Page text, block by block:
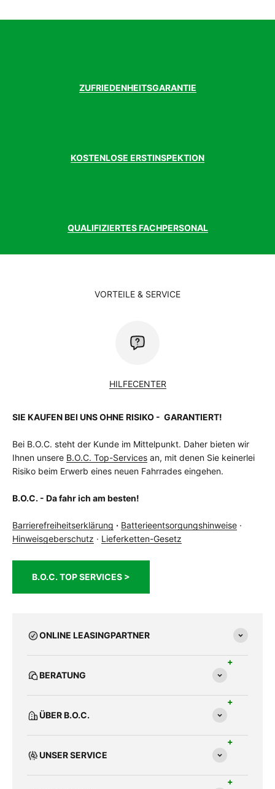
ZUFRIEDENHEITSGARANTIE
KOSTENLOSE ERSTINSPEKTION
QUALIFIZIERTES FACHPERSONAL
VORTEILE & SERVICE
HILFECENTER
SIE KAUFEN BEI UNS OHNE RISIKO - GARANTIERT!
Bei B.O.C. steht der Kunde im Mittelpunkt. Daher bieten wir
Ihnen unsere B.O.C. Top-Services an, mit denen Sie keinerlei
Risiko beim Erwerb eines neuen Fahrrades eingehen.
B.O.C. - Da fahr ich am besten!
Barrierefreiheitserklärung · Batterieentsorgungshinweise ·
Hinweisgeberschutz · Lieferketten-Gesetz
B.O.C. TOP SERVICES >
ONLINE LEASINGPARTNER
BERATUNG
ÜBER B.O.C.
UNSER SERVICE